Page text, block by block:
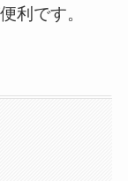
利です。